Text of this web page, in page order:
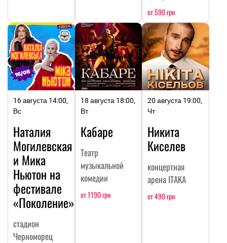
от 590 грн
16 августа 14:00,
Вс
Наталия
Могилевская
и Мика
Ньютон на
фестивале
«Поколение»
стадион
Черноморец
18 августа 18:00,
Вт
Кабаре
Театр
музыкальной
комедии
от 1190 грн
20 августа 19:00,
Чт
Никита
Киселев
концертная
арена ITAKA
от 490 грн